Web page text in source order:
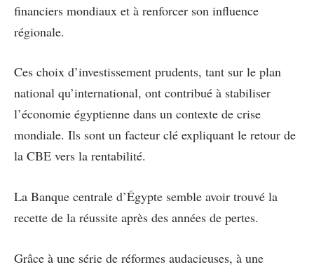
financiers mondiaux et à renforcer son influence
régionale.
Ces choix d’investissement prudents, tant sur le plan
national qu’international, ont contribué à stabiliser
l’économie égyptienne dans un contexte de crise
mondiale. Ils sont un facteur clé expliquant le retour de
la CBE vers la rentabilité.
La Banque centrale d’Égypte semble avoir trouvé la
recette de la réussite après des années de pertes.
Grâce à une série de réformes audacieuses, à une